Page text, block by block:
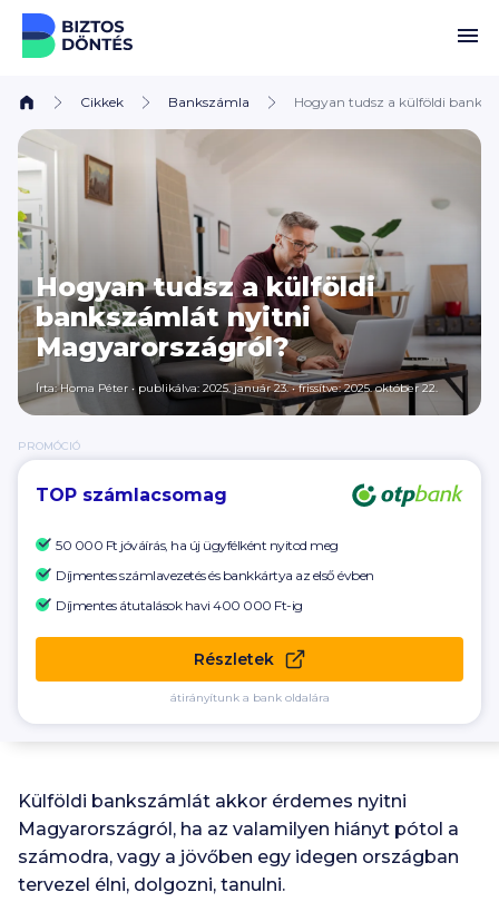
Ugrás a tartalomhoz
Cikkek Bankszámla Hogyan tudsz a külföldi
Hogyan tudsz a külföldi
bankszámlát nyitni
Magyarországról?
Írta:Homa Péter • publikálva: 2025. január 23.•frissítve: 2025. október 22.
PROMÓCIÓ
TOP számlacsomag
50 000 Ft jóváírás, ha új ügyfélként nyitod meg
Díjmentes számlavezetés és bankkártya az első évben
Díjmentes átutalások havi 400 000 Ft-ig
Részletek
átirányítunk a bank oldalára
Külföldi bankszámlát akkor érdemes nyitni
Magyarországról, ha az valamilyen hiányt pótol a
számodra, vagy a jövőben egy idegen országban
tervezel élni, dolgozni, tanulni.